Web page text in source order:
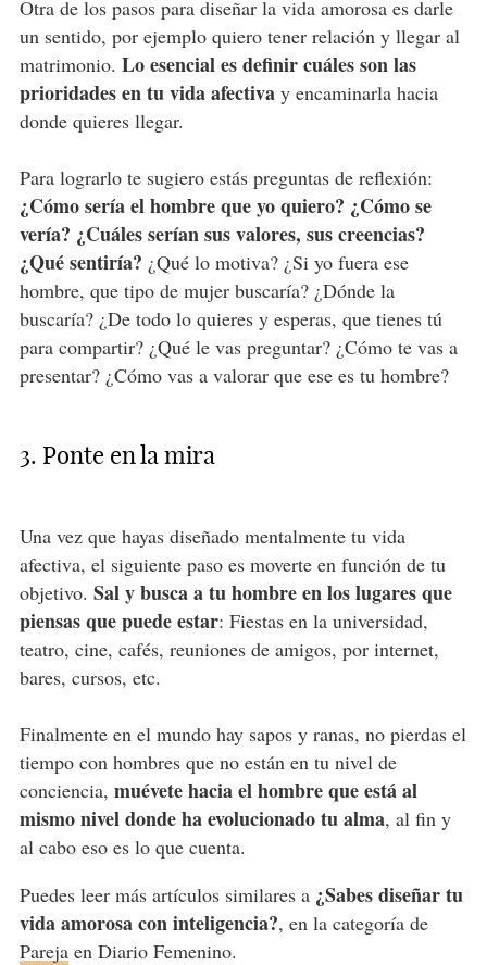
Otra de los pasos para diseñar la vida amorosa es darle
un sentido, por ejemplo quiero tener relación y llegar al
matrimonio. Lo esencial es definir cuáles son las
prioridades en tu vida afectivay encaminarla hacia
donde quieres llegar.
Para lograrlo te sugiero estás preguntas de reflexión:
¿Cómo sería el hombre que yo quiero? ¿Cómo se
vería? ¿Cuáles serían sus valores, sus creencias?
¿Qué sentiría? ¿Qué lo motiva? ¿Si yo fuera ese
hombre, que tipo de mujer buscaría? ¿Dónde la
buscaría? ¿De todo lo quieres y esperas, que tienes tú
para compartir? ¿Qué le vas preguntar? ¿Cómo te vas a
presentar? ¿Cómo vas a valorar que ese es tu hombre?
3. Ponte en la mira
Una vez que hayas diseñado mentalmente tu vida
afectiva, el siguiente paso es moverte en función de tu
objetivo. Sal y busca a tu hombre en los lugares que
piensas que puede estar: Fiestas en la universidad,
teatro, cine, cafés, reuniones de amigos, por internet,
bares, cursos, etc.
Finalmente en el mundo hay sapos y ranas, no pierdas el
tiempo con hombres que no están en tu nivel de
conciencia, muévete hacia el hombre que está al
mismo nivel donde ha evolucionado tu alma, al fin y
al cabo eso es lo que cuenta.
Puedes leer más artículos similares a ¿Sabes diseñar tu
vida amorosa con inteligencia?, en la categoría de
Parejaen Diario Femenino.